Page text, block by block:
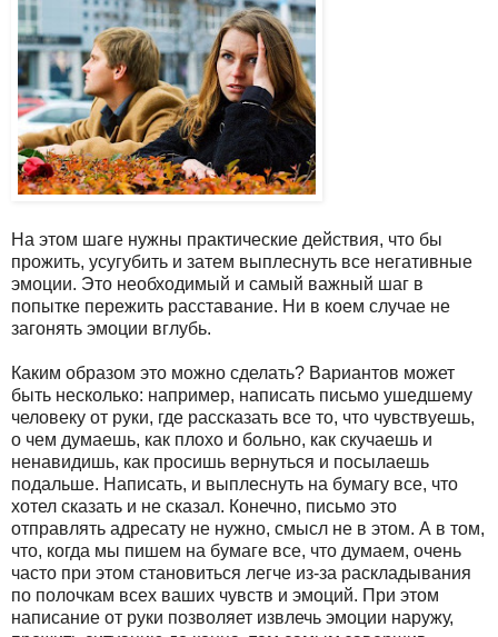
На этом шаге нужны практические действия, что бы
прожить, усугубить и затем выплеснуть все негативные
эмоции. Это необходимый и самый важный шаг в
попытке пережить расставание. Ни в коем случае не
загонять эмоции вглубь.
Каким образом это можно сделать? Вариантов может
быть несколько: например, написать письмо ушедшему
человеку от руки, где рассказать все то, что чувствуешь,
о чем думаешь, как плохо и больно, как скучаешь и
ненавидишь, как просишь вернуться и посылаешь
подальше. Написать, и выплеснуть на бумагу все, что
хотел сказать и не сказал. Конечно, письмо это
отправлять адресату не нужно, смысл не в этом. А в том,
что, когда мы пишем на бумаге все, что думаем, очень
часто при этом становиться легче из-за раскладывания
по полочкам всех ваших чувств и эмоций. При этом
написание от руки позволяет извлечь эмоции наружу,